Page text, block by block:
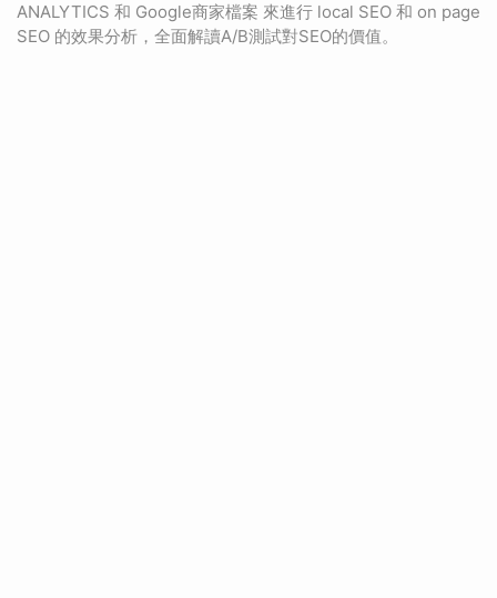
ANALYTICS 和 Google商家檔案 來進行 local SEO 和 on page
SEO 的效果分析，全面解讀A/B測試對SEO的價值。